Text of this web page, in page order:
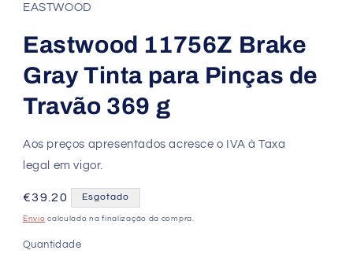
EASTWOOD
Eastwood 11756Z Brake
Gray Tinta para Pinças de
Travão 369 g
Aos preços apresentados acresce o IVA à Taxa
legal em vigor.
Preço
normal
€39.20 Esgotado
Envio calculado na finalização da compra.
Quantidade
Quantidade